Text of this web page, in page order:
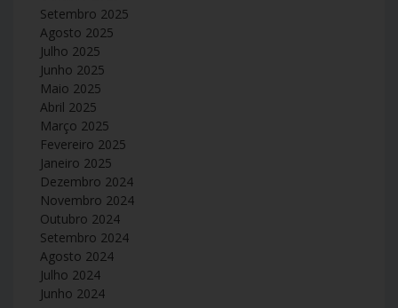
Setembro 2025
Agosto 2025
Julho 2025
Junho 2025
Maio 2025
Abril 2025
Março 2025
Fevereiro 2025
Janeiro 2025
Dezembro 2024
Novembro 2024
Outubro 2024
Setembro 2024
Agosto 2024
Julho 2024
Junho 2024